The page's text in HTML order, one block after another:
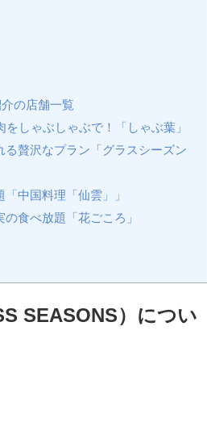
の店舗一覧
しゃぶしゃぶで！「しゃぶ葉」
贅沢なプラン「グラスシーズン
中国料理「仙雲」」
食べ放題「花ごころ」
SEASONS）につい